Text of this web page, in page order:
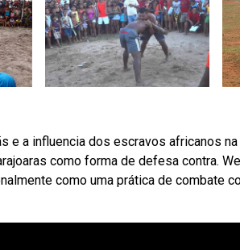
a influencia dos escravos africanos na
como forma de defesa contra.
como uma prática de combate